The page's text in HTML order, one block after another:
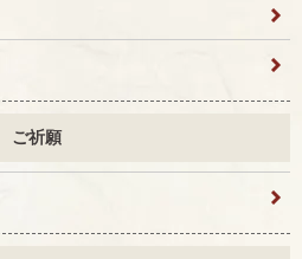
ご祈願